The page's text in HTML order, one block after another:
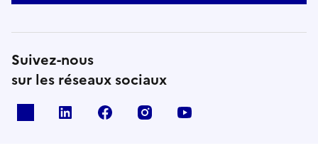
Suivez-nous
sur les réseaux sociaux
Linkedin Facebook Instagram